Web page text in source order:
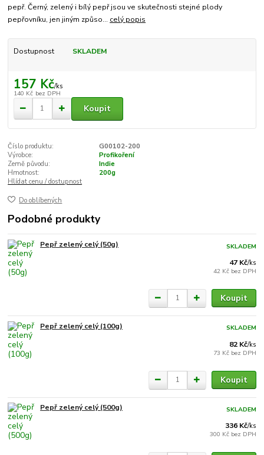
pepř. Černý, zelený i bílý pepř jsou ve skutečnosti stejné plody
pepřovníku, jen jiným způso... celý popis
Dostupnost SKLADEM
157 Kč/ks
140 Kč bez DPH
Koupit
Číslo produktu:
G00102-200
Výrobce:
Profikoření
Země původu:
Indie
Hmotnost:
200g
Hlídat cenu / dostupnost
Do oblíbených
Podobné produkty
Pepř zelený celý (50g)
47 Kč/ks
42 Kč bez DPH
SKLADEM
Koupit
Pepř zelený celý (100g)
82 Kč/ks
73 Kč bez DPH
SKLADEM
Koupit
Pepř zelený celý (500g)
336 Kč/ks
300 Kč bez DPH
SKLADEM